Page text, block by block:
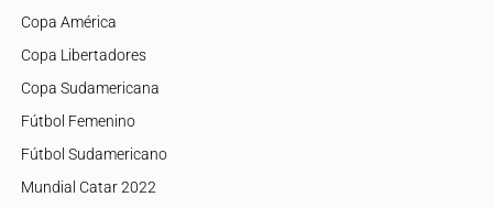
Copa América
Copa Libertadores
Copa Sudamericana
Fútbol Femenino
Fútbol Sudamericano
Mundial Catar 2022